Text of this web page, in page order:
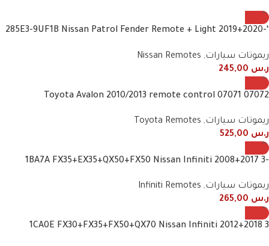
‘-285E3-9UF1B Nissan Patrol Fender Remote + Light 2019+2020
ريموتات سيارات,
Nissan Remotes
ر.س
07072 07071 Toyota Avalon 2010/2013 remote control
ريموتات سيارات,
Toyota Remotes
ر.س
1BA7A FX35+EX35+QX50+FX50 Nissan Infiniti 2008+2017 3-
ريموتات سيارات,
Infiniti Remotes
ر.س
1CA0E FX30+FX35+FX50+QX70 Nissan Infiniti 2012+2018 3